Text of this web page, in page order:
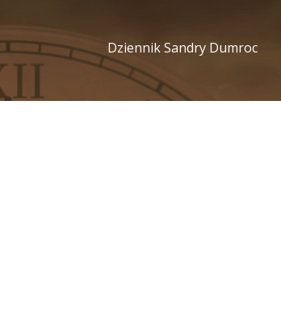
Dziennik Sandry Dumroc